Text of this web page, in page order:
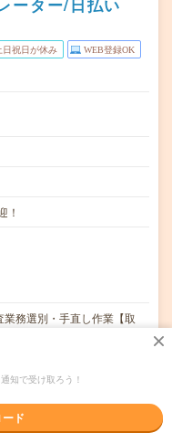
ーター/日払い
日祝日が休み WEB登録OK
！
務選別・手直し作業【取
語力不要
だけでもOK！履歴書不要
知で受け取ろう！
ド